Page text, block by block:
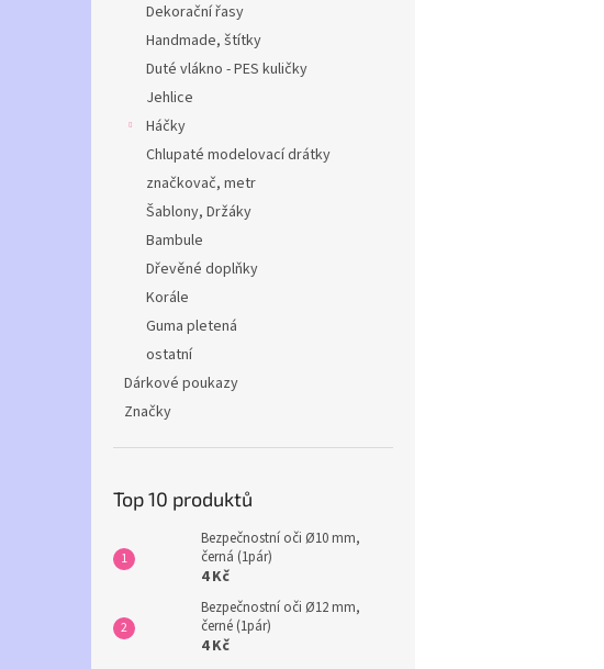
Dekorační řasy
Handmade, štítky
Duté vlákno - PES kuličky
Jehlice
Háčky
Chlupaté modelovací drátky
značkovač, metr
Šablony, Držáky
Bambule
Dřevěné doplňky
Korále
Guma pletená
ostatní
Dárkové poukazy
Značky
Top 10 produktů
Bezpečnostní oči Ø10 mm,
černá (1pár)
4 Kč
Bezpečnostní oči Ø12 mm,
černé (1pár)
4 Kč